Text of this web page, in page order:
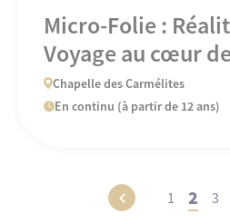
Micro-Folie :
Voyage au cœur
Chapelle des Carmélites
En continu (à partir de 12 ans)
1 2 3